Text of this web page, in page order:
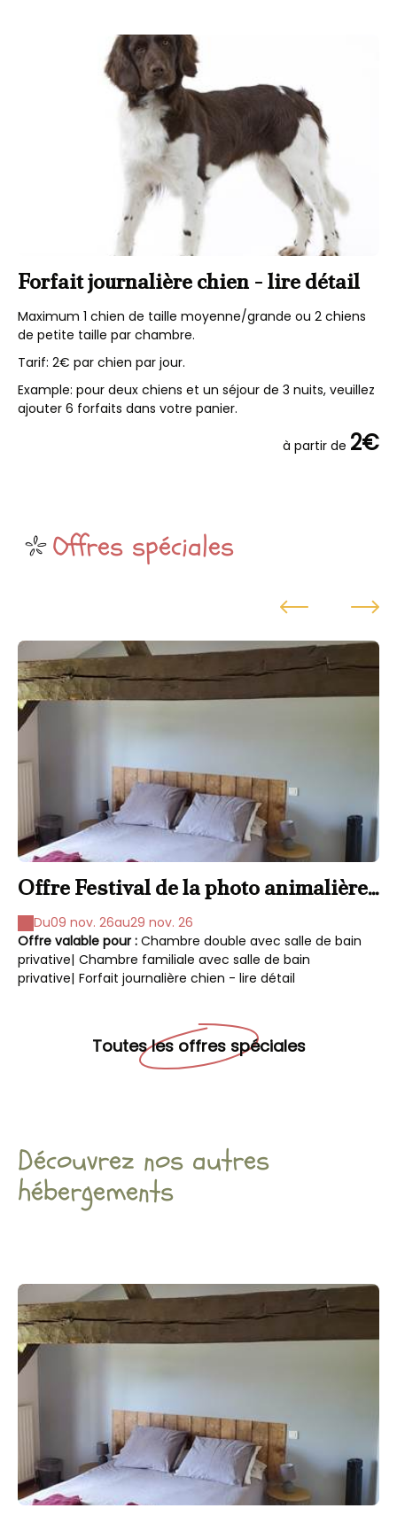
Forfait journalière chien - lire détail
Maximum 1 chien de taille moyenne/grande ou 2 chiens
de petite taille par chambre.
Tarif: 2€ par chien par jour.
Example: pour deux chiens et un séjour de 3 nuits, veuillez
ajouter 6 forfaits dans votre panier.
à partir de 2€
Offres spéciales
Offre Festival de la photo animalière
et de nature 2026
Du09 nov. 26au29 nov. 26
Offre valable pour : Chambre double avec salle de bain
privative| Chambre familiale avec salle de bain
privative| Forfait journalière chien - lire détail
Toutes les offres spéciales
Découvrez nos autres
hébergements